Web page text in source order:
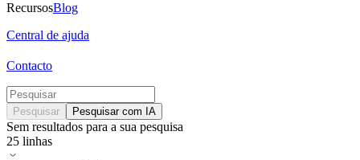
RecursosBlog
Central de ajuda
Contacto
Pesquisar Pesquisar com IA
Sem resultados para a sua pesquisa
25 linhas